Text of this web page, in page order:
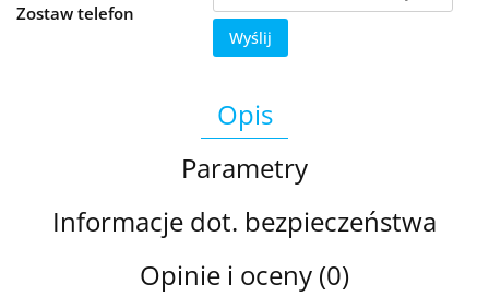
Zostaw telefon
Wyślij
Opis
Parametry
Informacje dot. bezpieczeństwa
Opinie i oceny (0)